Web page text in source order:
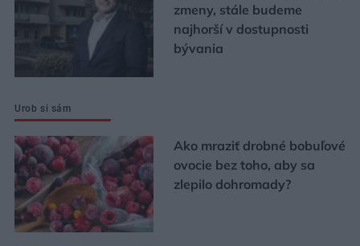
zmeny, stále budeme
najhorší v dostupnosti
bývania
Urob si sám
Ako mraziť drobné bobuľové
ovocie bez toho, aby sa
zlepilo dohromady?